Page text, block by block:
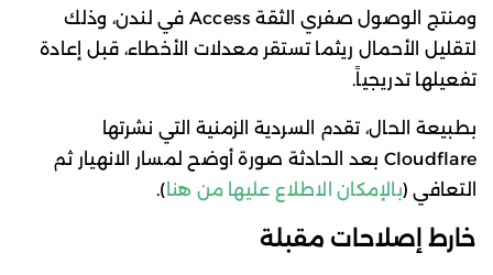
ومنتج الوصول صفري الثقة Access في لندن، وذلك
لتقليل الأحمال ريثما تستقر معدلات الأخطاء، قبل إعادة
تفعيلها تدريجياً.
بطبيعة الحال، تقدم السردية الزمنية التي نشرتها
Cloudflare بعد الحادثة صورة أوضح لمسار الانهيار ثم
التعافي (بالإمكان الاطلاع عليها من هنا ).
خارط إصلاحات مقبلة